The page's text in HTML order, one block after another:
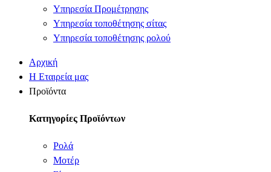
Υπηρεσία Προμέτρησης
Υπηρεσία τοποθέτησης σίτας
Υπηρεσία τοποθέτησης ρολού
Αρχική
Η Εταιρεία μας
Προϊόντα
Κατηγορίες Προϊόντων
Ρολά
Μοτέρ